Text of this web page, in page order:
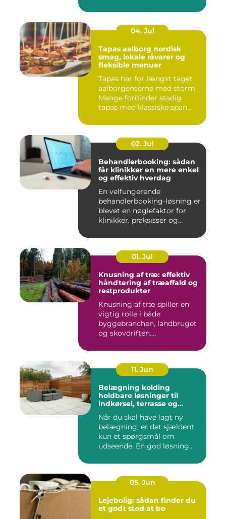
04. Jul
Tapas aalborg nordisk
smag, lokale råvarer og
fleksible menuer
Tapas har for længst taget
aalborgenserne med storm.
Mange forbinder stadig
tapas med klassiske span...
02. Jul
Behandlerbooking: sådan
får klinikker en mere enkel
og effektiv hverdag
En velfungerende
behandlerbooking-løsning er
blevet en nøglefaktor for
klinikker, praksisser og
01. Jul
Knusning af træ: effektiv
håndtering af træaffald og
restprodukter
Knusning af træ spiller en
vigtig rolle i både
byggebranchen, landbruget
og skovdriften....
11. Jun
Belægning kolding
holdbare løsninger til
indkørsel, terrasse og
Når du skal have lagt ny
belægning, er det sjældent
kun et spørgsmål om
udseende. En god løsning
05. Jun
Lejebolig: sådan finder du
et godt sted at bo